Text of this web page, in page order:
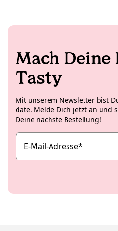
Mach Deine
Tasty
Mit unserem Newsletter bist
date. Melde Dich jetzt an und
Deine nächste Bestellung!
E-Mail-Adresse*